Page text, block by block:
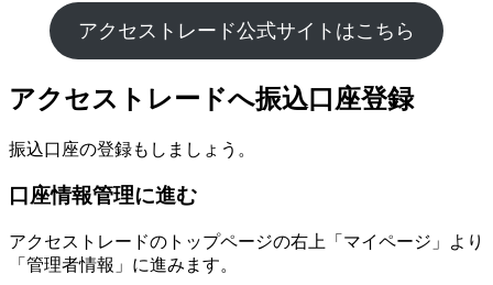
アクセストレード公式サイトはこちら
アクセストレードへ振込口座登録
振込口座の登録もしましょう。
口座情報管理に進む
アクセストレードのトップページの右上「マイページ」より
「管理者情報」に進みます。